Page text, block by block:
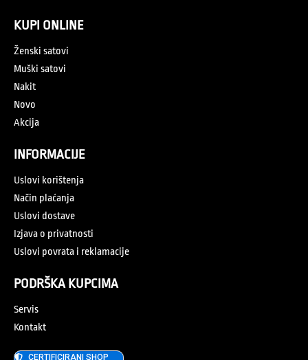
KUPI ONLINE
Ženski satovi
Muški satovi
Nakit
Novo
Akcija
INFORMACIJE
Uslovi korištenja
Način plaćanja
Uslovi dostave
Izjava o privatnosti
Uslovi povrata i reklamacije
PODRŠKA KUPCIMA
Servis
Kontakt